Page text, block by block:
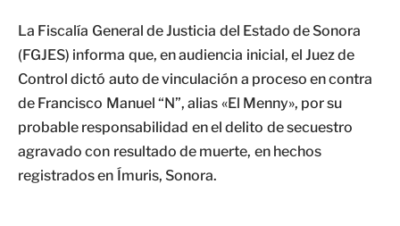
La Fiscalía General de Justicia del Estado de Sonora
(FGJES) informa que, en audiencia inicial, el Juez de
Control dictó auto de vinculación a proceso en contra
de Francisco Manuel “N”, alias «El Menny», por su
probable responsabilidad en el delito de secuestro
agravado con resultado de muerte, en hechos
registrados en Ímuris, Sonora.